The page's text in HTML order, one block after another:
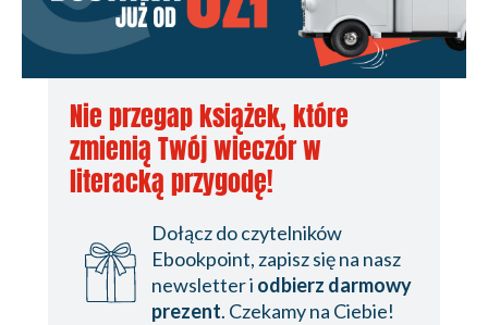
Nie przegap książek, które
zmienią Twój wieczór w
literacką przygodę!
Dołącz do czytelników
Ebookpoint, zapisz się na nasz
newsletter i odbierz darmowy
prezent. Czekamy na Ciebie!